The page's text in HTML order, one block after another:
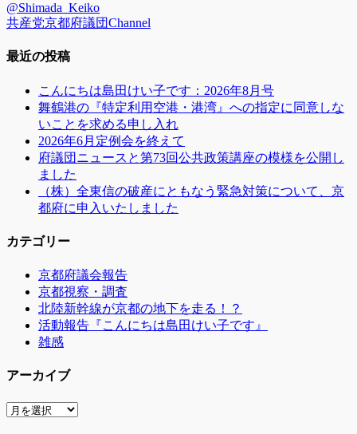
ー
@Shimada_Keiko
共産党京都府議団Channel
最近の投稿
こんにちは島田けい子です：2026年8月号
舞鶴港の『特定利用空港・港湾』への指定に同意しな
いことを求める申し入れ
2026年6月定例会を終えて
府議団ニュースと第73回公共政策講座の模様を公開し
ました
（株）全東信の破産にともなう緊急対策について、京
都府に申入いたしました
カテゴリー
京都府議会報告
京都視察・調査
北陸新幹線が京都の地下を走る！？
活動報告『こんにちは島田けい子です』
雑感
アーカイブ
ア